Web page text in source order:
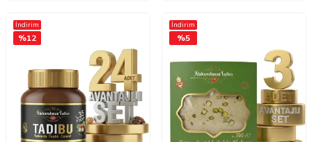
İndirim
%12
İndirim
%5